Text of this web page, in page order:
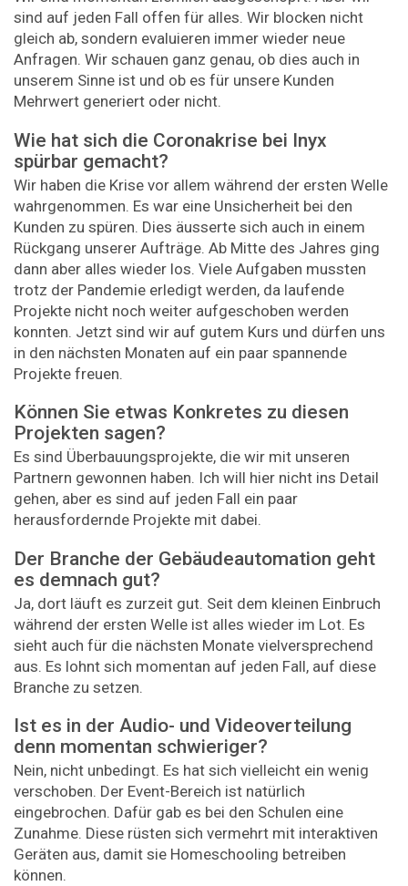
sind auf jeden Fall offen für alles. Wir blocken nicht
gleich ab, sondern evaluieren immer wieder neue
Anfragen. Wir schauen ganz genau, ob dies auch in
unserem Sinne ist und ob es für unsere Kunden
Mehrwert generiert oder nicht.
Wie hat sich die Coronakrise bei Inyx
spürbar gemacht?
Wir haben die Krise vor allem während der ersten Welle
wahrgenommen. Es war eine Unsicherheit bei den
Kunden zu spüren. Dies äusserte sich auch in einem
Rückgang unserer Aufträge. Ab Mitte des Jahres ging
dann aber alles wieder los. Viele Aufgaben mussten
trotz der Pandemie erledigt werden, da laufende
Projekte nicht noch weiter aufgeschoben werden
konnten. Jetzt sind wir auf gutem Kurs und dürfen uns
in den nächsten Monaten auf ein paar spannende
Projekte freuen.
Können Sie etwas Konkretes zu diesen
Projekten sagen?
Es sind Überbauungsprojekte, die wir mit unseren
Partnern gewonnen haben. Ich will hier nicht ins Detail
gehen, aber es sind auf jeden Fall ein paar
herausfordernde Projekte mit dabei.
Der Branche der Gebäudeautomation geht
es demnach gut?
Ja, dort läuft es zurzeit gut. Seit dem kleinen Einbruch
während der ersten Welle ist alles wieder im Lot. Es
sieht auch für die nächsten Monate vielversprechend
aus. Es lohnt sich momentan auf jeden Fall, auf diese
Branche zu setzen.
Ist es in der Audio- und Videoverteilung
denn momentan schwieriger?
Nein, nicht unbedingt. Es hat sich vielleicht ein wenig
verschoben. Der Event-Bereich ist natürlich
eingebrochen. Dafür gab es bei den Schulen eine
Zunahme. Diese rüsten sich vermehrt mit interaktiven
Geräten aus, damit sie Homeschooling betreiben
können.